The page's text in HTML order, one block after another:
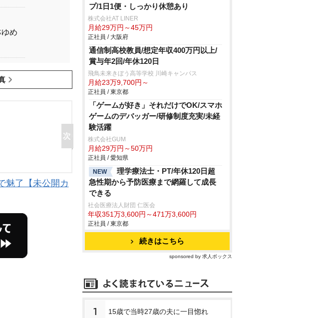
め
魅了【未公開カ
プ/1日1便・しっかり休憩あり
株式会社AT LINER
月給29万円～45万円
正社員 / 大阪府
通信制高校教員/想定年収400万円以上/
賞与年2回/年休120日
飛鳥未来きぼう高等学校 川崎キャンパス
月給23万9,700円～
正社員 / 東京都
「ゲームが好き」それだけでOK/スマホ
ゲームのデバッガー/研修制度充実/未経
験活躍
株式会社GUM
月給29万円～50万円
正社員 / 愛知県
NEW
理学療法士・PT/年休120日超
急性期から予防医療まで網羅して成長
できる
社会医療法人財団 仁医会
年収351万3,600円～471万3,600円
正社員 / 東京都
続きはこちら
sponsored by 求人ボックス
1 15歳で当時27歳の夫に一目惚れ